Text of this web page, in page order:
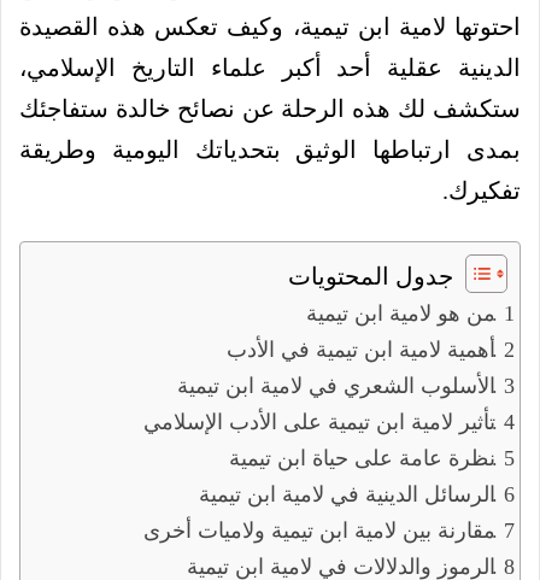
احتوتها لامية ابن تيمية، وكيف تعكس هذه القصيدة
الدينية عقلية أحد أكبر علماء التاريخ الإسلامي،
ستكشف لك هذه الرحلة عن نصائح خالدة ستفاجئك
بمدى ارتباطها الوثيق بتحدياتك اليومية وطريقة
تفكيرك.
جدول المحتويات
من هو لامية ابن تيمية
أهمية لامية ابن تيمية في الأدب
الأسلوب الشعري في لامية ابن تيمية
تأثير لامية ابن تيمية على الأدب الإسلامي
نظرة عامة على حياة ابن تيمية
الرسائل الدينية في لامية ابن تيمية
مقارنة بين لامية ابن تيمية ولاميات أخرى
الرموز والدلالات في لامية ابن تيمية